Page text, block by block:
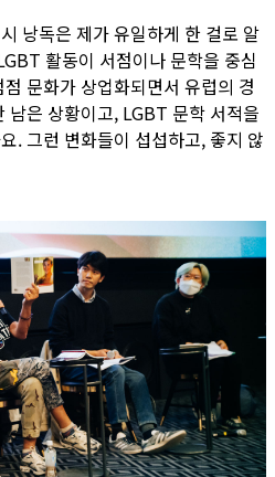
낭독은 제가 유일하게 한 걸로 알
활동이 서점이나 문학을 중심
문화가 상업화되면서 유럽의 경
남은 상황이고, LGBT 문학 서적을
. 그런 변화들이 섭섭하고, 좋지 않